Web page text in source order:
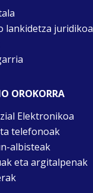
lankidetza juridikoa
OROKORRA
Elektronikoa
telefonoak
albisteak
eta argitalpenak